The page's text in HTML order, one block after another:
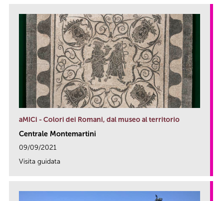
aMICi - Colori dei Romani, dal museo al territorio
Centrale Montemartini
09/09/2021
Visita guidata